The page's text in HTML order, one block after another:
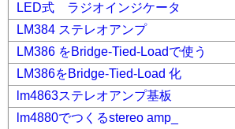
LED式 ラジオインジケータ
LM384 ステレオアンプ
LM386 をBridge-Tied-Loadで使う
LM386をBridge-Tied-Load 化
lm4863ステレオアンプ基板
lm4880でつくるstereo amp_